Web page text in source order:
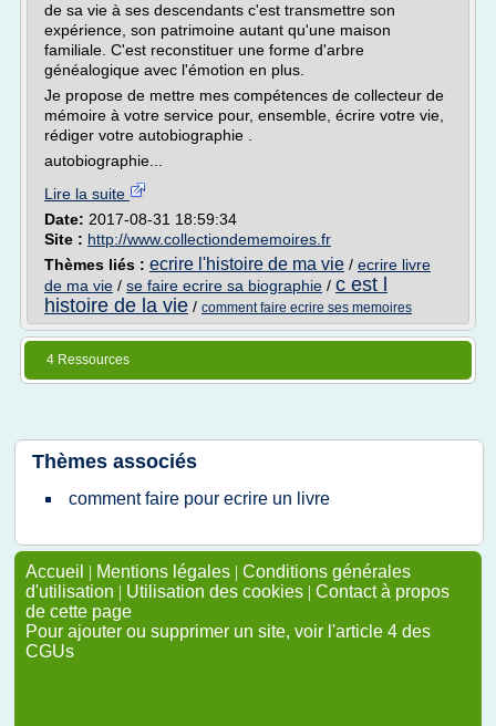
de sa vie à ses descendants c'est transmettre son
expérience, son patrimoine autant qu'une maison
familiale. C'est reconstituer une forme d'arbre
généalogique avec l'émotion en plus.
Je propose de mettre mes compétences de collecteur de
mémoire à votre service pour, ensemble, écrire votre vie,
rédiger votre autobiographie .
autobiographie...
Lire la suite
Date: 2017-08-31 18:59:34
Site : http://www.collectiondememoires.fr
Thèmes liés : ecrire l'histoire de ma vie / ecrire livre
de ma vie / se faire ecrire sa biographie / c est l
histoire de la vie / comment faire ecrire ses memoires
4 Ressources
Thèmes associés
comment faire pour ecrire un livre
Accueil | Mentions légales | Conditions générales
d'utilisation | Utilisation des cookies | Contact à propos
de cette page
Pour ajouter ou supprimer un site, voir l'article 4 des
CGUs